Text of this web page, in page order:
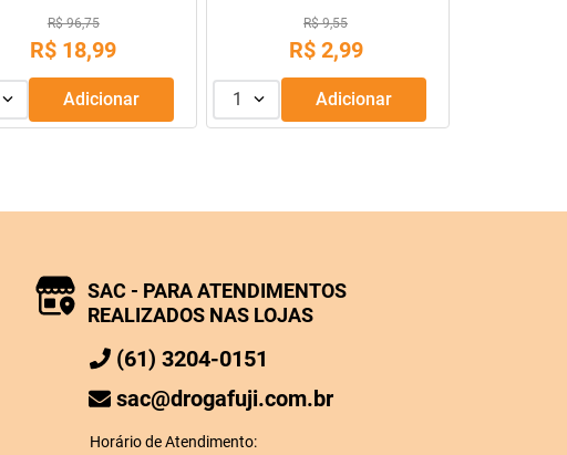
R$ 96,75
R$ 18,99
Adicionar
R$ 9,55
R$ 2,99
1 Adicionar
SAC - PARA ATENDIMENTOS
REALIZADOS NAS LOJAS
(61) 3204-0151
sac@drogafuji.com.br
Horário de Atendimento: